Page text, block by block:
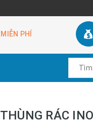
MIỄN PHÍ
THÙNG RÁC